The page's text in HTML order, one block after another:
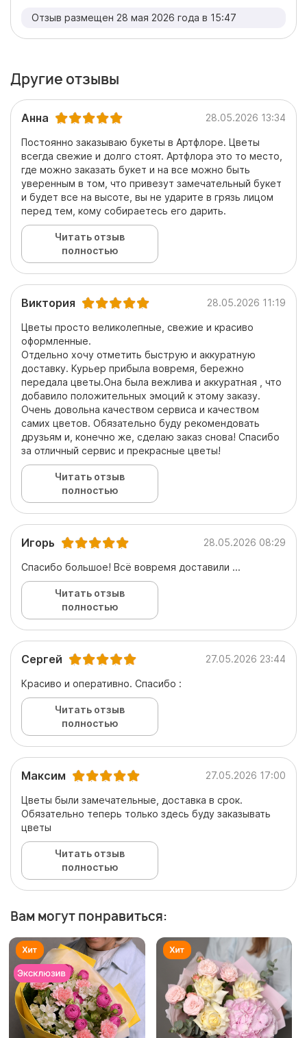
Отзыв размещен 28 мая 2026 года в 15:47
Другие отзывы
Анна 28.05.2026 13:34
Постоянно заказываю букеты в Артфлоре. Цветы
всегда свежие и долго стоят. Артфлора это то место,
где можно заказать букет и на все можно быть
уверенным в том, что привезут замечательный букет
и будет все на высоте, вы не ударите в грязь лицом
перед тем, кому собираетесь его дарить.
Читать отзыв
полностью
Виктория 28.05.2026 11:19
Цветы просто великолепные, свежие и красиво
оформленные.
Отдельно хочу отметить быструю и аккуратную
доставку. Курьер прибыла вовремя, бережно
передала цветы.Она была вежлива и аккуратная , что
добавило положительных эмоций к этому заказу.
Очень довольна качеством сервиса и качеством
самих цветов. Обязательно буду рекомендовать
друзьям и, конечно же, сделаю заказ снова! Спасибо
за отличный сервис и прекрасные цветы!
Читать отзыв
полностью
Игорь 28.05.2026 08:29
Спасибо большое! Всё вовремя доставили ...
Читать отзыв
полностью
Сергей 27.05.2026 23:44
Красиво и оперативно. Спасибо :
Читать отзыв
полностью
Максим 27.05.2026 17:00
Цветы были замечательные, доставка в срок.
Обязательно теперь только здесь буду заказывать
цветы
Читать отзыв
полностью
Вам могут понравиться: